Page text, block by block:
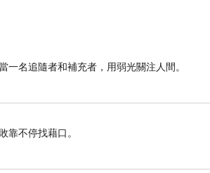
一名追隨者和補充者，用弱光關注人間。
靠不停找藉口。